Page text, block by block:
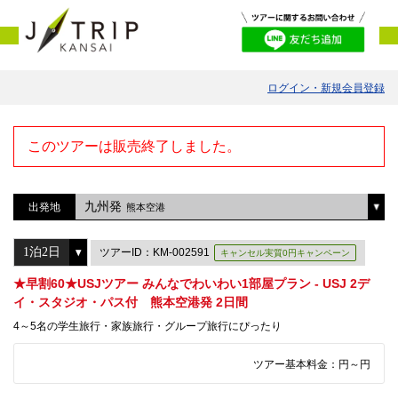
ログイン・新規会員登録
このツアーは販売終了しました。
出発地 九州発 熊本空港
ツアーID：KM-002591 キャンセル実質0円キャンペーン
★早割60★USJツアー みんなでわいわい1部屋プラン - USJ 2デ
イ・スタジオ・パス付 熊本空港発 2日間
4～5名の学生旅行・家族旅行・グループ旅行にぴったり
ツアー基本料金： 円～ 円